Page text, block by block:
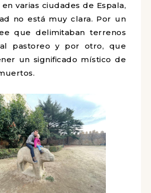
varias ciudades de Espala,
no está muy clara. Por un
que delimitaban terrenos
pastoreo y por otro, que
un significado místico de